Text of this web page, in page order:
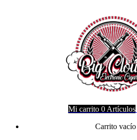
Mi carrito 0 Artículos
Carrito vacío